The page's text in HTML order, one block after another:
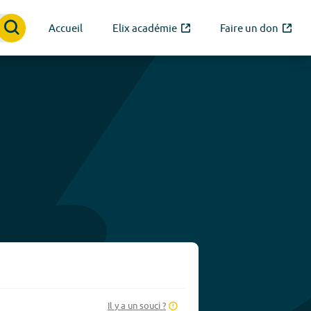
Accueil Elix académie Faire un don
Il y a un souci ?